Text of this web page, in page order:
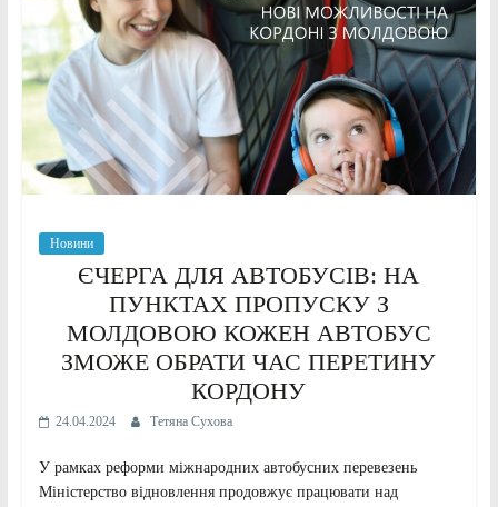
Новини
ЄЧЕРГА ДЛЯ АВТОБУСІВ: НА
ПУНКТАХ ПРОПУСКУ З
МОЛДОВОЮ КОЖЕН АВТОБУС
ЗМОЖЕ ОБРАТИ ЧАС ПЕРЕТИНУ
КОРДОНУ
24.04.2024 Тетяна Сухова
У рамках реформи міжнародних автобусних перевезень
Міністерство відновлення продовжує працювати над